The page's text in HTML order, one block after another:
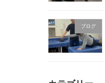
ブログ